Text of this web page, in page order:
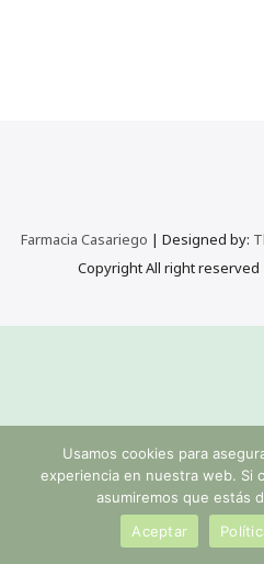
Farmacia Casariego | Designed by:
Copyright All right
Usamos cookies para
experiencia en nuestra web. Si
asumiremos que estás
Aceptar